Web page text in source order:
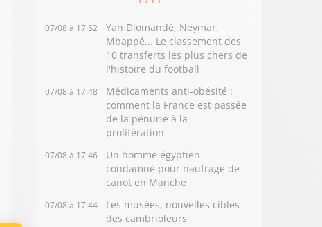
07/08 à 17:52
Yan Diomandé, Neymar,
Mbappé... Le classement des
10 transferts les plus chers de
l'histoire du football
07/08 à 17:48
Médicaments anti-obésité :
comment la France est passée
de la pénurie à la
prolifération
07/08 à 17:46
Un homme égyptien
condamné pour naufrage de
canot en Manche
07/08 à 17:44
Les musées, nouvelles cibles
des cambrioleurs